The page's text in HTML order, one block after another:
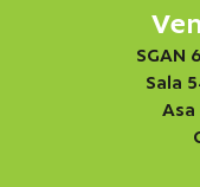
SGAN
Sala
Asa